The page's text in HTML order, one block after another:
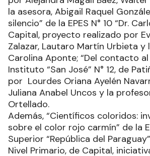
la asesora, Abigail Raquel
silencio” de la EPES N° 10 “Dr.
Capital, proyecto realizado por
Zalazar, Lautaro Martín Urbieta y
Carolina Aponte; “Del contacto
Instituto “San José” N° 12, de
por Lourdes Oriana Ayelén
Juliana Anabel Uncos y la
Ortellado.
Además, “Científicos coloridos:
sobre el color rojo carmín” de la
Superior “República del
Nivel Primario, de Capital,